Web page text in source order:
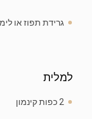
גרידת תפוז או
למלית
2 כפות קינמון